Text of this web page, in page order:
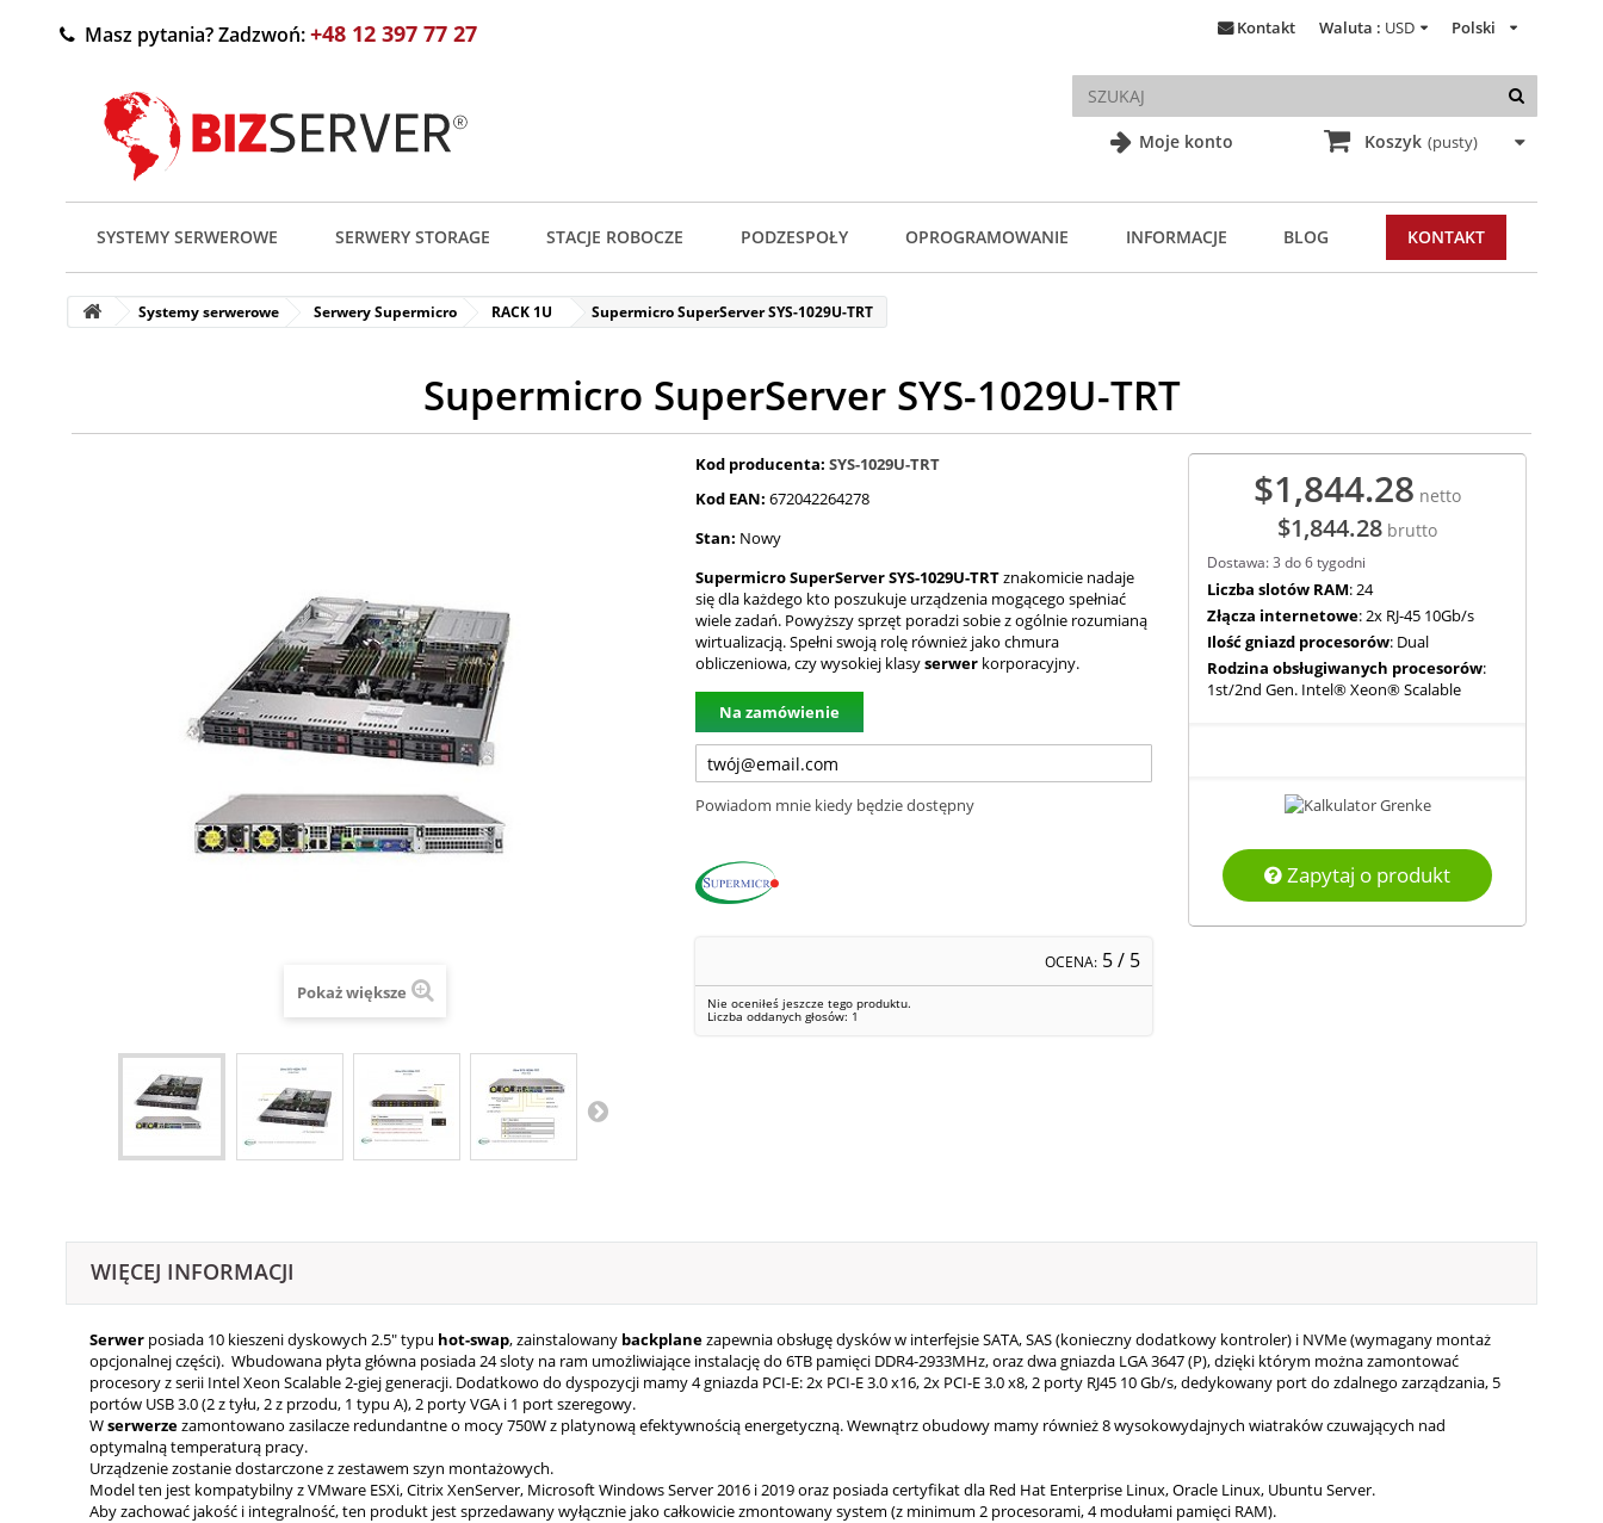
Moje konto
Polski
Waluta : USD
Kontakt
Masz pytania? Zadzwoń:+48 12 397 77 27
Koszyk (pusty)
SYSTEMY SERWEROWE SERWERY STORAGE STACJE ROBOCZE PODZESPOŁY OPROGRAMOWANIE INFORMACJE BLOG KONTAKT
Systemy serwerowe Serwery Supermicro RACK 1U Supermicro SuperServer SYS-1029U-TRT
Supermicro SuperServer SYS-1029U-TRT
Pokaż większe
Kod producenta: SYS-1029U-TRT
Kod EAN: 672042264278
Stan: Nowy
Supermicro SuperServer SYS-1029U-TRTznakomicie nadaje
się dla każdego kto poszukuje urządzenia mogącego spełniać
wiele zadań. Powyższy sprzęt poradzi sobie z ogólnie rozumianą
wirtualizacją. Spełni swoją rolę również jako chmura
obliczeniowa, czy wysokiej klasyserwerkorporacyjny.
Na zamówienie
Powiadom mnie kiedy będzie dostępny
OCENA: 5/ 5
Nie oceniłeś jeszcze tego produktu.
Liczba oddanych głosów: 1
$1,844.28 netto
$1,844.28 brutto
Dostawa: 3 do 6 tygodni
Liczba slotów RAM: 24
Złącza internetowe: 2x RJ-45 10Gb/s
Ilość gniazd procesorów: Dual
Rodzina obsługiwanych procesorów:
1st/2nd Gen. Intel® Xeon® Scalable
Zapytaj o produkt
WIĘCEJ INFORMACJI
Serwer posiada 10 kieszeni dyskowych 2.5" typu hot-swap, zainstalowany backplanezapewnia obsługę dysków w interfejsie SATA, SAS (konieczny dodatkowy kontroler) i NVMe (wymagany montaż
opcjonalnej części). Wbudowana płyta główna posiada 24 sloty na ram umożliwiające instalację do 6TB pamięci DDR4-2933MHz, oraz dwa gniazda LGA 3647 (P), dzięki którym można zamontować
procesory z serii Intel Xeon Scalable 2-giej generacji. Dodatkowo do dyspozycji mamy 4 gniazda PCI-E: 2x PCI-E 3.0 x16, 2x PCI-E 3.0 x8, 2 porty RJ45 10 Gb/s, dedykowany port do zdalnego zarządzania, 5
portów USB 3.0 (2 z tyłu, 2 z przodu, 1 typu A), 2 porty VGA i 1 port szeregowy.
Wserwerzezamontowano zasilacze redundantne o mocy 750W z platynową efektywnością energetyczną. Wewnątrz obudowy mamy również 8 wysokowydajnych wiatraków czuwających nad
optymalną temperaturą pracy.
Urządzenie zostanie dostarczone z zestawem szyn montażowych.
Model ten jest kompatybilny z VMware ESXi, Citrix XenServer, Microsoft Windows Server 2016 i 2019 oraz posiada certyfikat dla Red Hat Enterprise Linux, Oracle Linux, Ubuntu Server.
Aby zachować jakość i integralność, ten produkt jest sprzedawany wyłącznie jako całkowicie zmontowany system (z minimum 2 procesorami, 4 modułami pamięci RAM).